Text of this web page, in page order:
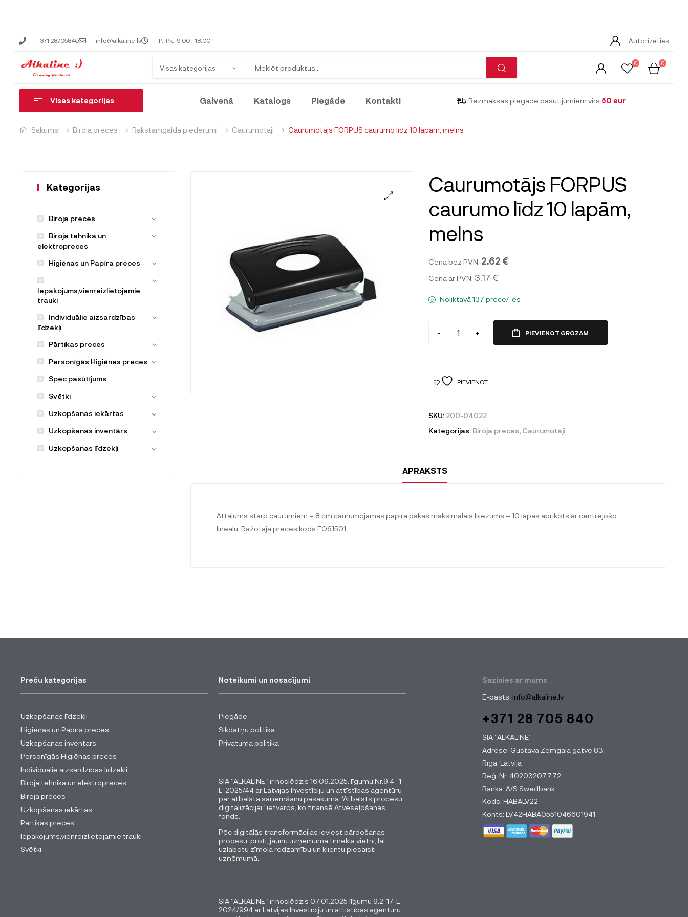
+371 28705840 info@alkaline.lv P.-Pk.: 9:00 - 18:00 Autorizēties
Visas kategorijas
0 0
Visas kategorijas Galvenā Katalogs Piegāde Kontakti Bezmaksas piegāde pasūtījumiem virs 50 eur
Sākums Biroja preces Rakstāmgalda piederumi Caurumotāji Caurumotājs FORPUS caurumo līdz 10 lapām, melns
Caurumotājs FORPUS
caurumo līdz 10 lapām,
melns
Cena bez PVN: 2.62 €
Cena ar PVN: 3.17 €
Noliktavā 137 prece/-es
- + PIEVIENOT GROZAM
PIEVIENOT
SKU: 200-04022
Kategorijas: Biroja preces, Caurumotāji
APRAKSTS
Attālums starp caurumiem – 8 cm caurumojamās papīra pakas maksimālais biezums – 10 lapas aprīkots ar centrējošo
lineālu. Ražotāja preces kods FO61501
Kategorijas
Biroja preces
Biroja tehnika un
elektropreces
Higiēnas un Papīra preces
Iepakojums,vienreizlietojamie
trauki
Individuālie aizsardzības
līdzekļi
Pārtikas preces
Personīgās Higiēnas preces
Spec pasūtījums
Svētki
Uzkopšanas iekārtas
Uzkopšanas inventārs
Uzkopšanas līdzekļi
Preču kategorijas
Uzkopšanas līdzekļi
Higiēnas un Papīra preces
Uzkopšanas inventārs
Personīgās Higiēnas preces
Individuālie aizsardzības līdzekļi
Biroja tehnika un elektropreces
Biroja preces
Uzkopšanas iekārtas
Pārtikas preces
Iepakojums,vienreizlietojamie trauki
Svētki
Noteikumi un nosacījumi
Piegāde
Sīkdatņu politika
Privātuma politika
SIA “ALKALINE” ir noslēdzis 16.09.2025. līgumu Nr.9.4- 1-
L-2025/44 ar Latvijas Investīciju un attīstības aģentūru
par atbalsta saņemšanu pasākuma “Atbalsts procesu
digitalizācijai” ietvaros, ko finansē Atveseļošanas
fonds.
Pēc digitālās transformācijas ieviest pārdošanas
procesu, proti, jaunu uzņēmuma tīmekļa vietni, lai
uzlabotu zīmola redzamību un klientu piesaisti
uzņēmumā.
SIA “ALKALINE” ir noslēdzis 07.01.2025 līgumu 9.2-17-L-
2024/994 ar Latvijas Investīciju un attīstības aģentūru
Sazinies ar mums
E-pasts: info@alkaline.lv
+371 28 705 840
SIA “ALKALINE”
Adrese: Gustava Zemgala gatve 83,
Rīga, Latvija
Reģ. Nr. 40203207772
Banka: A/S Swedbank
Kods: HABALV22
Konts: LV42HABA0551046601941